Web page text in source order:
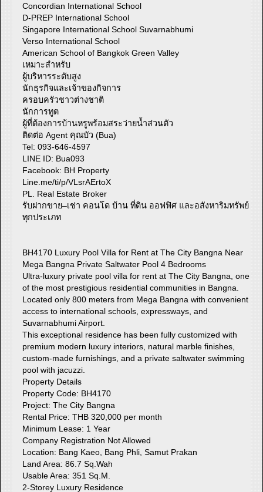
Concordian International School
D-PREP International School
Singapore International School Suvarnabhumi
Verso International School
American School of Bangkok Green Valley
เหมาะสำหรับ
ผู้บริหารระดับสูง
นักธุรกิจและเจ้าของกิจการ
ครอบครัวชาวต่างชาติ
นักการทูต
ผู้ที่ต้องการบ้านหรูพร้อมสระว่ายน้ำส่วนตัว
ติดต่อ Agent คุณบัว (Bua)
Tel: 093-646-4597
LINE ID: Bua093
Facebook: BH Property
Line.me/ti/p/VLsrAErtoX
PL. Real Estate Broker
รับฝากขาย–เช่า คอนโด บ้าน ที่ดิน ออฟฟิศ และอสังหาริมทรัพย์
ทุกประเภท
BH4170 Luxury Pool Villa for Rent at The City Bangna Near
Mega Bangna Private Saltwater Pool 4 Bedrooms
Ultra-luxury private pool villa for rent at The City Bangna, one
of the most prestigious residential communities in Bangna.
Located only 800 meters from Mega Bangna with convenient
access to international schools, expressways, and
Suvarnabhumi Airport.
This exceptional residence has been fully customized with
premium modern luxury interiors, natural marble finishes,
custom-made furnishings, and a private saltwater swimming
pool with jacuzzi.
Property Details
Property Code: BH4170
Project: The City Bangna
Rental Price: THB 320,000 per month
Minimum Lease: 1 Year
Company Registration Not Allowed
Location: Bang Kaeo, Bang Phli, Samut Prakan
Land Area: 86.7 Sq.Wah
Usable Area: 351 Sq.M.
2-Storey Luxury Residence